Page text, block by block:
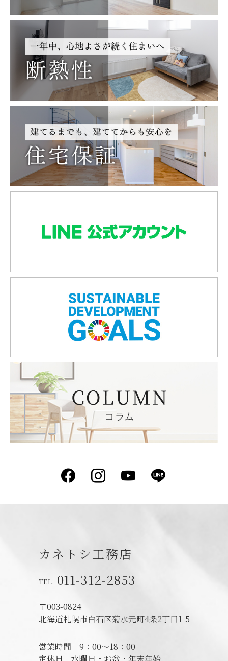
Facebook
Instagram
YouTube
カネトシ工務店
011-312-2853
〒003-0824
北海道札幌市白石区菊水元町4条2丁目1-5
営業時間 9：00～18：00